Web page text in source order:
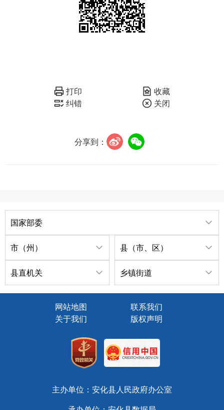
打印
收藏
纠错
关闭
分享到：
国家部委
市（州） 县（市、区）
县直机关 乡镇街道
网站地图
联系我们
关于我们
版权声明
主办单位：安化县人民政府办公室